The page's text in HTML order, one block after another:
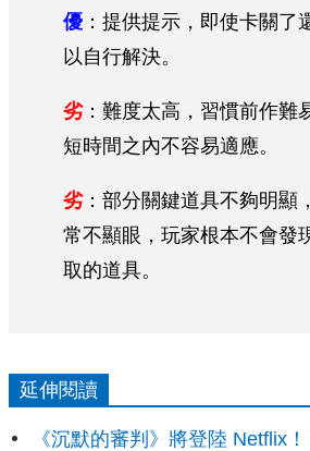
優 ：提供提示，即使卡關了
以自行解決。
劣：難度太高，習慣前作難
短時間之內不容易適應。
劣：部分關鍵道具不夠明顯
常不顯眼，玩家根本不會發
取的道具。
延伸閱讀
《沉默的審判》將登陸 Netflix！